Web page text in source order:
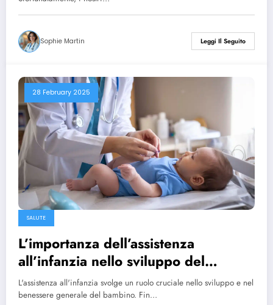
Sophie Martin Leggi Il Seguito
28 February 2025
SALUTE
L’importanza dell’assistenza
all’infanzia nello sviluppo del
bambino
L'assistenza all'infanzia svolge un ruolo cruciale nello sviluppo e nel
benessere generale del bambino. Fin…